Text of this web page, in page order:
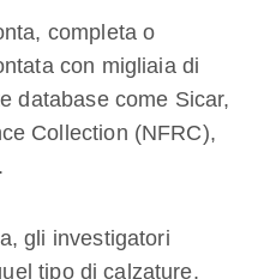
completa o
con migliaia di
database come Sicar,
Collection (NFRC),
gli investigatori
tipo di calzature,